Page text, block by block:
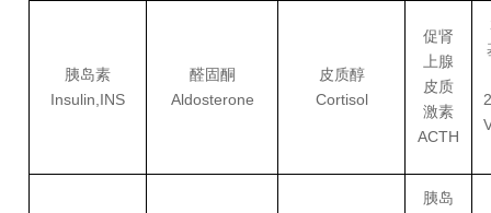
胰岛素
Insulin,INS
醛固酮
Aldosterone
皮质醇
Cortisol
促肾
上腺
皮质
激素
ACTH
胰岛